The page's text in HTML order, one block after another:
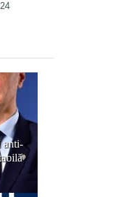
anti-